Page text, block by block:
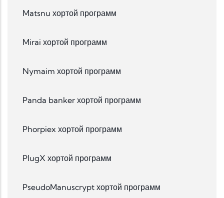
Matsnu хортой программ
Mirai хортой программ
Nymaim хортой программ
Panda banker хортой программ
Phorpiex хортой программ
PlugX хортой программ
PseudoManuscrypt хортой программ